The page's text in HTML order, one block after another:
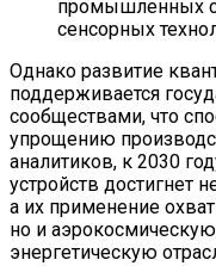
промышленных
сенсорных
Однако развитие
поддерживается
сообществами, что
упрощению
аналитиков, к 2030
устройств достигнет
а их применение
но и
энергетическую